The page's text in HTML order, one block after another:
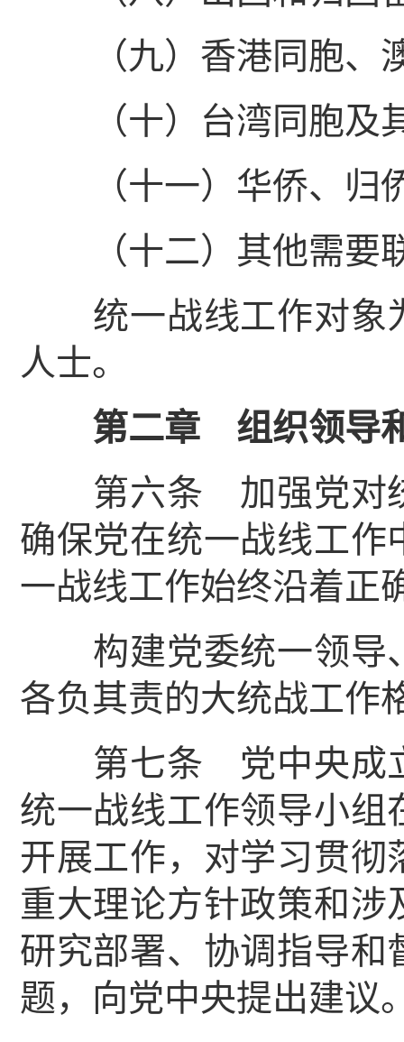
（九）香港同胞、
（十）台湾同胞及
（十一）华侨、归
（十二）其他需要
统一战线工作对象
人士。
第二章 组织领导
第六条 加强党对统
确保党在统一战线工作
一战线工作始终沿着正
构建党委统一领导
各负其责的大统战工作
第七条 党中央成立
统一战线工作领导小组
开展工作，对学习贯
重大理论方针政策和
研究部署、协调指导和
题，向党中央提出建议